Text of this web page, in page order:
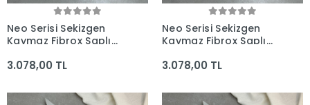
Neo Serisi Sekizgen
Kaymaz Fibrox Saplı
(225mm, 210mm,
Yapımı Bıçaklar
3.078,00 TL
Neo Serisi Sekizgen
Kaymaz Fibrox Saplı
(205mm, 165mm,
Yapımı Bıçaklar
3.078,00 TL